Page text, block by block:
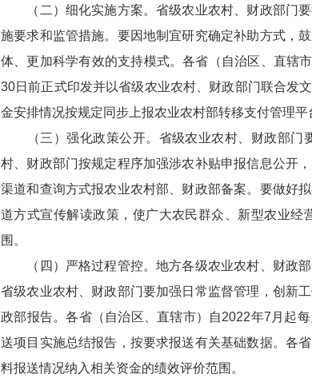
（二）细化实施方案。省级农业农村、财政部门要
施要求和监管措施。要因地制宜研究确定补助方式，
体、更加科学有效的支持模式。各省（自治区、直辖
30日前正式印发并以省级农业农村、财政部门联合发
金安排情况按规定同步上报农业农村部转移支付管理平
（三）强化政策公开。省级农业农村、财政部门
村、财政部门按规定程序加强涉农补贴申报信息公开
渠道和查询方式报农业农村部、财政部备案。要做好
道方式宣传解读政策，使广大农民群众、新型农业
围。
（四）严格过程管控。地方各级农业农村、财政部
省级农业农村、财政部门要加强日常监督管理，创新
政部报告。各省（自治区、直辖市）自2022年7月起
送项目实施总结报告，按要求报送有关基础数据。各
料报送情况纳入相关资金的绩效评价范围。